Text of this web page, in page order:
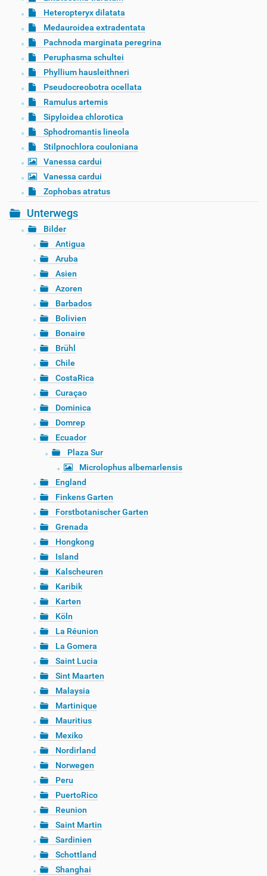
Heteropteryx dilatata
Medauroidea extradentata
Pachnoda marginata peregrina
Peruphasma schultei
Phyllium hausleithneri
Pseudocreobotra ocellata
Ramulus artemis
Sipyloidea chlorotica
Sphodromantis lineola
Stilpnochlora couloniana
Vanessa cardui
Vanessa cardui
Zophobas atratus
Unterwegs
Bilder
Antigua
Aruba
Asien
Azoren
Barbados
Bolivien
Bonaire
Brühl
Chile
CostaRica
Curaçao
Dominica
Domrep
Ecuador
Plaza Sur
Microlophus albemarlensis
England
Finkens Garten
Forstbotanischer Garten
Grenada
Hongkong
Island
Kalscheuren
Karibik
Karten
Köln
La Réunion
La Gomera
Saint Lucia
Sint Maarten
Malaysia
Martinique
Mauritius
Mexiko
Nordirland
Norwegen
Peru
PuertoRico
Reunion
Saint Martin
Sardinien
Schottland
Shanghai